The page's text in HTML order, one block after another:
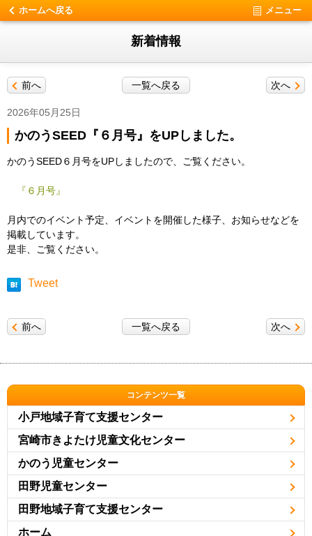
ホームへ戻る メニュー
新着情報
次へ
前へ 一覧へ戻る
2026年05月25日
かのうSEED『６月号』をUPしました。
かのうSEED６月号をUPしましたので、ご覧ください。
『６月号』
月内でのイベント予定、イベントを開催した様子、お知らせなどを
掲載しています。
是非、ご覧ください。
Tweet
次へ
前へ 一覧へ戻る
コンテンツ一覧
小戸地域子育て支援センター
宮崎市きよたけ児童文化センター
かのう児童センター
田野児童センター
田野地域子育て支援センター
ホーム